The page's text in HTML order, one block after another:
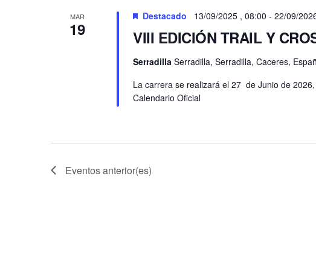
Eventos
MAR
19 VIII EDICIÓN TRAIL Y
Destacado 13/09/2025 , 08:00 - 22/09/
Serradilla Serradilla, Serradilla, Caceres,
La carrera se realizará el 27 de Junio de
Calendario Oficial
Eventosanterior(es)